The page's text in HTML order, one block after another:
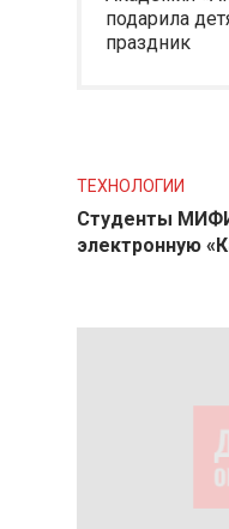
подарила
праздник
ТЕХНОЛОГИИ
Студенты
электронную